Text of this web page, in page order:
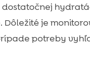
Dôležité je
potreby